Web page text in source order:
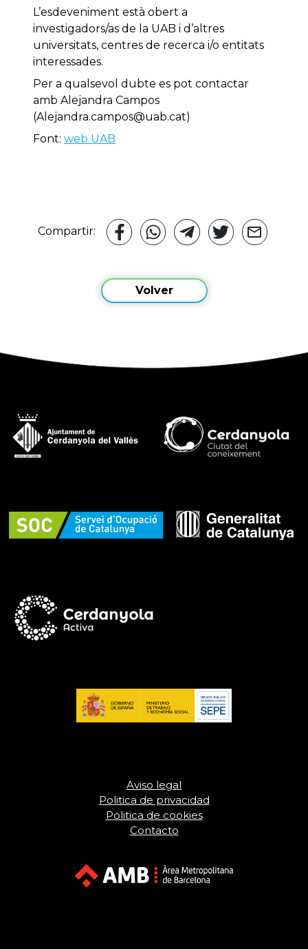
L’esdeveniment està obert a
investigadors/as de la UAB i d’altres
universitats, centres de recerca i/o entitats
interessades.
Per a qualsevol dubte es pot contactar
amb Alejandra Campos
(Alejandra.campos@uab.cat)
Font: web UAB
Compartir:
Volver
Aviso legal
Politica de privacidad
Politica de cookies
Contacto